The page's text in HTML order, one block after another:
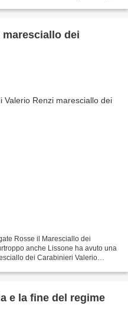
dei
Rosse il Maresciallo dei
anche Lissone ha avuto una
dei Carabinieri Valerio
e la fine del regime